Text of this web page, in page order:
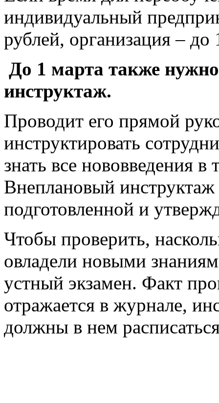
индивидуальный
рублей, организация – до
До 1 марта также
инструктаж.
Проводит его прямой
инструктировать
знать все нововведения в
Внеплановый
подготовленной и
Чтобы проверить,
овладели новыми
устный экзамен. Факт
отражается в журнале,
должны в нем